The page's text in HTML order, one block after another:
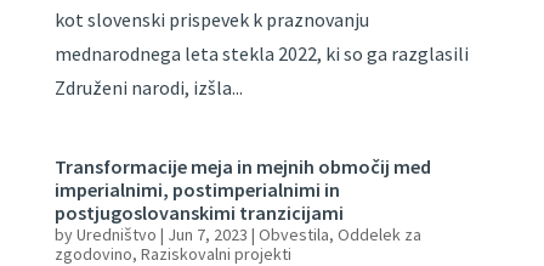
kot slovenski prispevek k praznovanju
mednarodnega leta stekla 2022, ki so ga razglasili
Združeni narodi, izšla...
Transformacije meja in mejnih območij med
imperialnimi, postimperialnimi in
postjugoslovanskimi tranzicijami
byUredništvo | Jun 7, 2023 | Obvestila, Oddelek za
zgodovino, Raziskovalni projekti